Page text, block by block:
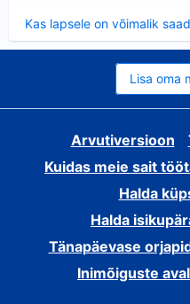
Kas lapsele on võimalik
Lisa oma
Arvutiversioon
Kuidas meie sait
Halda
Halda
Tänapäevase
Inimõiguste